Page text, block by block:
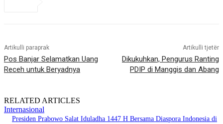
Artikulli paraprak
Pos Banjar Selamatkan Uang
Receh untuk Beryadnya
Artikulli tjetër
Dikukuhkan, Pengurus Ranting
PDIP di Manggis dan Abang
RELATED ARTICLES
Internasional
Presiden Prabowo Salat Iduladha 1447 H Bersama Diaspora Indonesia di